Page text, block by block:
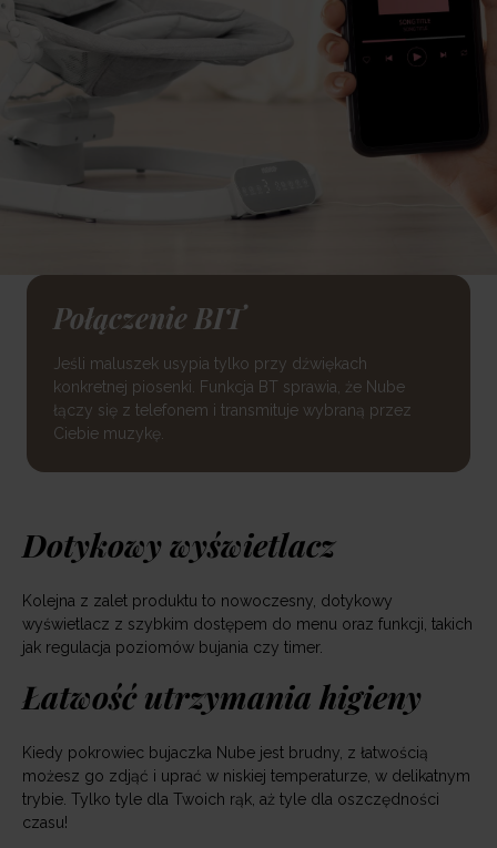
Połączenie BIT
Jeśli maluszek usypia tylko przy dźwiękach
konkretnej piosenki. Funkcja BT sprawia, że Nube
łączy się z telefonem i transmituje wybraną przez
Ciebie muzykę.
Dotykowy wyświetlacz
Kolejna z zalet produktu to nowoczesny, dotykowy
wyświetlacz z szybkim dostępem do menu oraz funkcji, takich
jak regulacja poziomów bujania czy timer.
Łatwość utrzymania higieny
Kiedy pokrowiec bujaczka Nube jest brudny, z łatwością
możesz go zdjąć i uprać w niskiej temperaturze, w delikatnym
trybie. Tylko tyle dla Twoich rąk, aż tyle dla oszczędności
czasu!